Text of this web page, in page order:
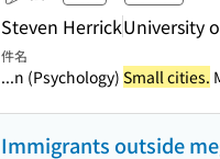
Steven HerrickUniversity
件名
...n (Psychology) Small cities.
Immigrants outside